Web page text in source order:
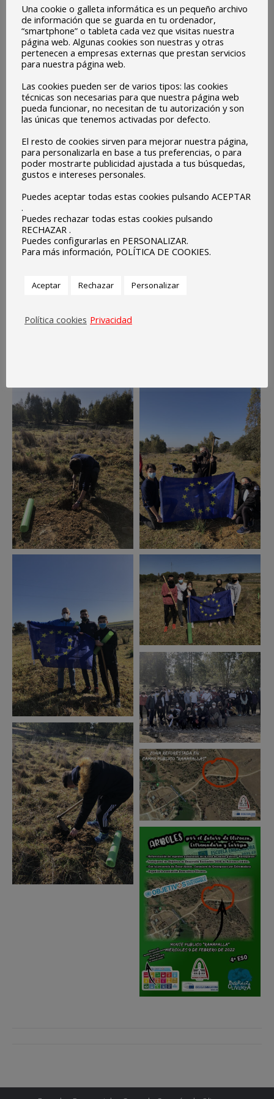
La actividad consistirá en reforestación de la zona del
monte público «Ramapallas» a través de la plantación con
especies autóctonas. Los alumnos/as plantarán los árboles
que es consejero de Greenpeace por Extremadura.
Una cookie o galleta informática es un pequeño archivo
de información que se guarda en tu ordenador,
“smartphone” o tableta cada vez que visitas nuestra
página web. Algunas cookies son nuestras y otras
pertenecen a empresas externas que prestan servicios
para nuestra página web.
Las cookies pueden ser de varios tipos: las cookies
técnicas son necesarias para que nuestra página web
pueda funcionar, no necesitan de tu autorización y son
las únicas que tenemos activadas por defecto.
El resto de cookies sirven para mejorar nuestra página,
para personalizarla en base a tus preferencias, o para
poder mostrarte publicidad ajustada a tus búsquedas,
gustos e intereses personales.
Puedes aceptar todas estas cookies pulsando ACEPTAR
.
Puedes rechazar todas estas cookies pulsando
RECHAZAR .
Puedes configurarlas en PERSONALIZAR.
Para más información, POLÍTICA DE COOKIES.
Aceptar Rechazar Personalizar
Política cookies Privacidad